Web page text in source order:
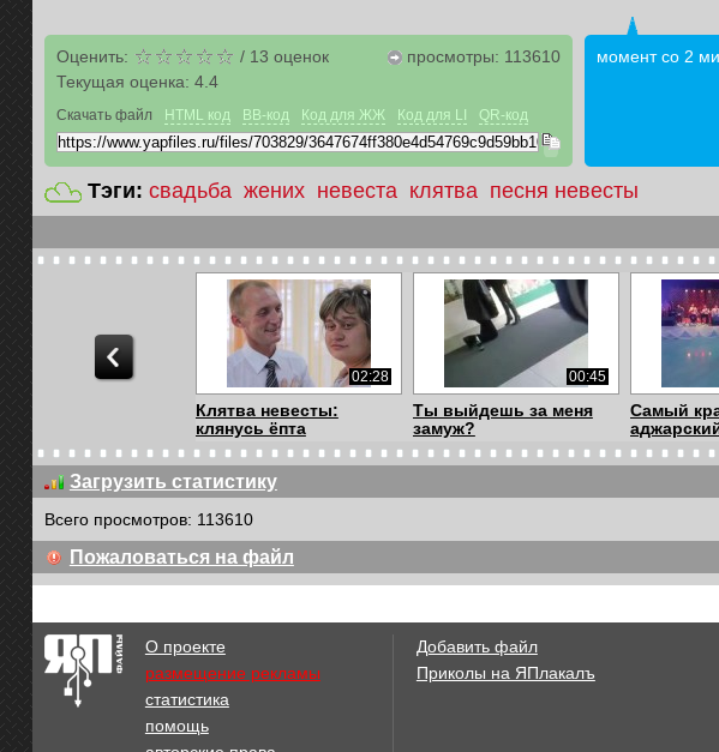
Оценить: / 13 оценок
Текущая оценка: 4.4
просмотры: 113610
Скачать файл HTML код BB-код Код для ЖЖ Код для LI QR-код
момент со 2
Тэги: свадьба жених невеста клятва песня невесты
02:28
Клятва невесты:
клянусь ёпта
00:45
Ты выйдешь за меня
замуж?
Самый
02:58
Невеста спела песню
00:46
Реактивная бутылка
Загрузить статистику
Всего просмотров: 113610
Пожаловаться на файл
О проекте
размещение рекламы
статистика
помощь
Добавить файл
Приколы на ЯПлакалъ